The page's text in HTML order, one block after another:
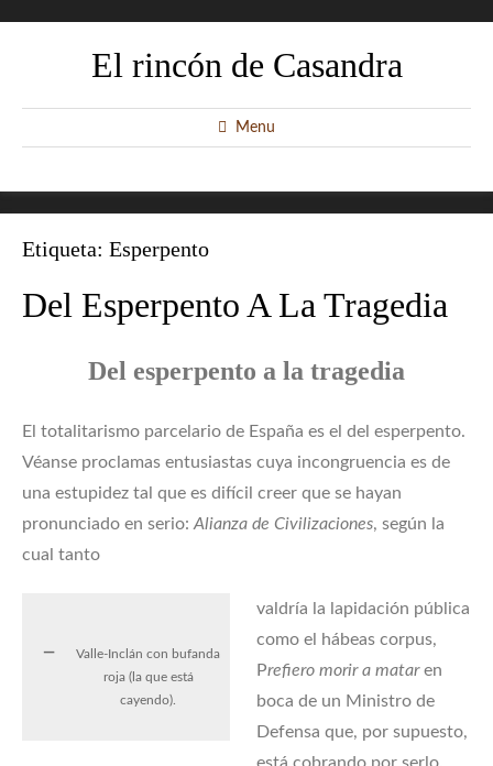
El rincón de Casandra
Menu
Etiqueta: Esperpento
Del Esperpento A La Tragedia
Del esperpento a la tragedia
El totalitarismo parcelario de España es el del esperpento.
Véanse proclamas entusiastas cuya incongruencia es de
una estupidez tal que es difícil creer que se hayan
pronunciado en serio: Alianza de Civilizaciones, según la
cual tanto
Valle-Inclán con bufanda
roja (la que está
cayendo).
valdría la lapidación pública
como el hábeas corpus,
Prefiero morir a mataren
boca de un Ministro de
Defensa que, por supuesto,
está cobrando por serlo,